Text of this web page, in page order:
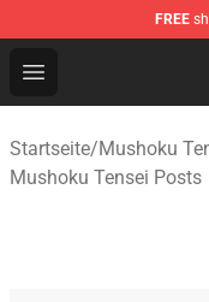
FREE
Open menu
Mushoku
Startseite/Mushoku
Mushoku Tensei Posts